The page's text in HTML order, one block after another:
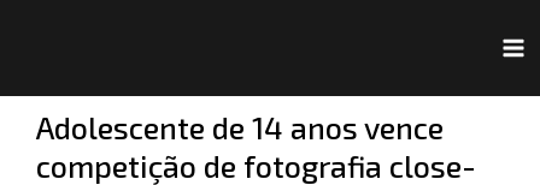
conteúdo
Adolescente de 14 anos vence
competição de fotografia close-